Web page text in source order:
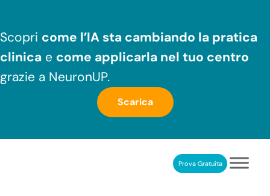
Scopri come l’IA sta cambiando la pratica
clinica e come applicarla nel tuo centro
grazie a NeuronUP.
Scarica
RIABILITAZIONE COGNITIVA PROFESSIONALEProva Gratuita